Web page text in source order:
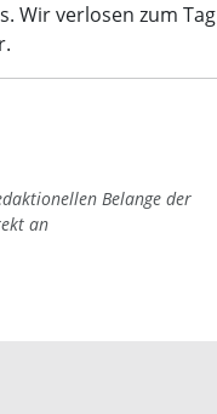
Wir verlosen zum Tag
Belange der
an